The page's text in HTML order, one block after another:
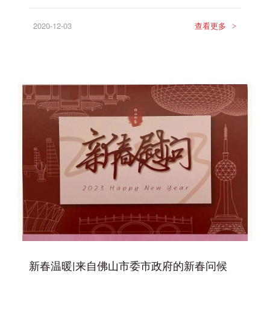
2020-12-03 查看更多 >
新春温暖|来自佛山市委市政府的新春问候